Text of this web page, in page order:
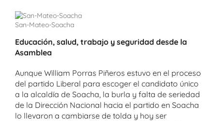
San-Mateo-Soacha
Educación, salud, trabajo y seguridad desde la
Asamblea
Aunque William Porras Piñeros estuvo en el proceso
del partido Liberal para escoger el candidato único
a la alcaldía de Soacha, la burla y falta de seriedad
de la Dirección Nacional hacia el partido en Soacha
lo llevaron a cambiarse de tolda y hoy ser